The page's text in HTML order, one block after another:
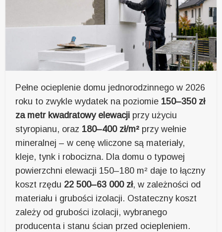
Pełne ocieplenie domu jednorodzinnego w 2026
roku to zwykle wydatek na poziomie 150–350 zł
za metr kwadratowy elewacji przy użyciu
styropianu, oraz 180–400 zł/m² przy wełnie
mineralnej – w cenę wliczone są materiały,
kleje, tynk i robocizna. Dla domu o typowej
powierzchni elewacji 150–180 m² daje to łączny
koszt rzędu 22 500–63 000 zł, w zależności od
materiału i grubości izolacji. Ostateczny koszt
zależy od grubości izolacji, wybranego
producenta i stanu ścian przed ociepleniem.